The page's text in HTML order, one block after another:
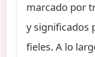
marcado por
y significados
fieles. A lo